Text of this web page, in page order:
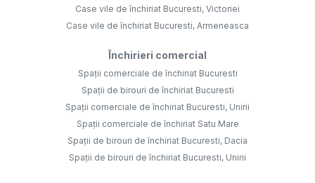
Case vile de închiriat Bucuresti, Victoriei
Case vile de închiriat Bucuresti, Armeneasca
Închirieri comercial
Spații comerciale de închiriat Bucuresti
Spații de birouri de închiriat Bucuresti
Spații comerciale de închiriat Bucuresti, Unirii
Spații comerciale de închiriat Satu Mare
Spații de birouri de închiriat Bucuresti, Dacia
Spații de birouri de închiriat Bucuresti, Unirii